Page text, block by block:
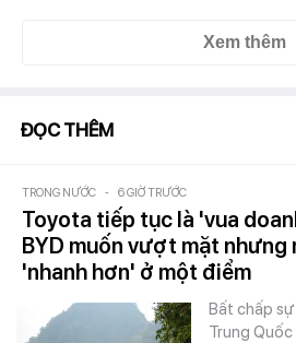
Xem thêm
ĐỌC THÊM
TRONG NƯỚC - 6 GIỜ TRƯỚC
Toyota tiếp tục là 'vua
BYD muốn vượt mặt nhưng
'nhanh hơn' ở một điểm
Bất chấp
Trung